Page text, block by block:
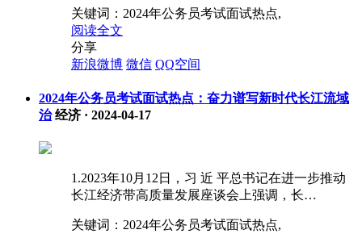
关键词： 2024年公务员考试面试热点,
阅读全文
分享
新浪微博 微信 QQ空间
2024年公务员考试面试热点：奋力谱写新时代长江流域
治 经济· 2024-04-17
1.2023年10月12日，习 近 平总书记在进一步推动
长江经济带高质量发展座谈会上强调，长…
关键词： 2024年公务员考试面试热点,